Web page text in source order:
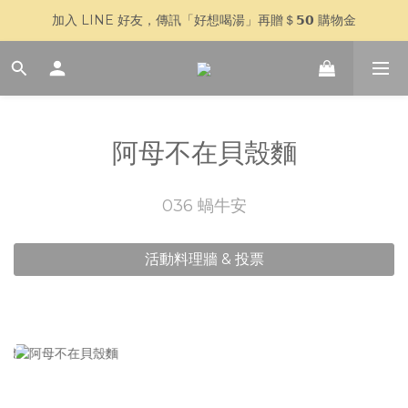
🥣 父親節快閃 𝟳 天｜全館 $𝟴𝟴𝟴 全家超取免運
加入 LINE 好友，傳訊「好想喝湯」再贈＄𝟱𝟬 購物金
🥣 父親節快閃 𝟳 天｜全館 $𝟴𝟴𝟴 全家超取免運
阿母不在貝殼麵
036 蝸牛安
活動料理牆 & 投票